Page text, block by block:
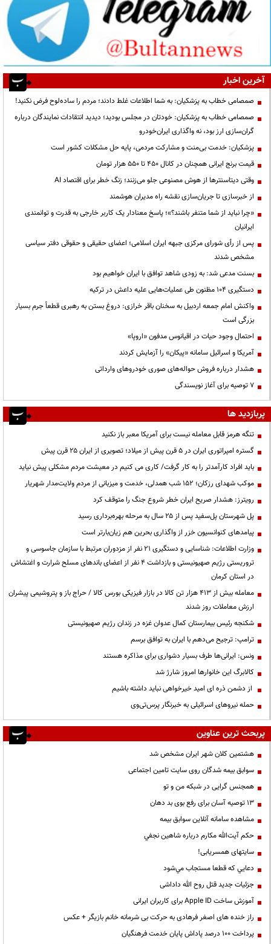
آخرین اخبار
صمصامی خطاب به پزشکیان: به شما اطلاعات غلط دادند؛ مردم را ساده‌لوح فرض نکنید!
صمصامی خطاب به پزشکیان: خودتان در مجلس بودید؛ دیدید انتقادات نمایندگان درباره
گران‌سازی ارز بود، نه واگذاری ایران‌خودرو
پزشکیان: خدمت بی‌منت و مشارکت مردمی، پایه حل مشکلات کشور است
قیمت‌ برنج ایرانی همچنان در کانال ۴۵۰ تا ۵۵۰ هزار تومان
وقتی دیتاسنترها از هوش مصنوعی جلو می‌زنند؛ زنگ خطر برای اقتصاد AI
از خبرسازی تا جریان‌سازی نقشه راه مدیران هوشمند
«چرا نباید از شما متنفر باشند؟»؛ پاسخ معنادار یک کاربر خارجی به قدرت و توانمندی
ایرانیان
پس از رأی شورای مرکزی جبهه ایران اسلامی؛ اعضای حقیقی و حقوقی دفتر سیاسی
مشخص شدند
بسنت مدعی شد: به زودی شاهد توافق با ایران خواهیم بود
دستگیری ۱۰۴ مظنون طی عملیات‌هایی علیه داعش در ترکیه
واکنش امام جمعه اردبیل به سخنان باقر خرازی: دروغ بستن به رهبری قطعاً جرم بسیار
بزرگی است
احتمال وجود حیات در اقیانوس مدفون «اروپا»
آمریکا و اسرائیل سامانه «پیکان» را آزمایش کردند
هشدار درباره فروش حواله‌های صوری خودروهای وارداتی
۷ توصیه برای آغاز نویسندگی
پربازدید ها
تنگه هرمز قابل معامله نیست برای آمریکا معبر باز نکنید
گستره امپراتوری ایران در ۵ قرن پیش از میلاد؛ تصویری از ایران ۲۵ قرن پیش
باید افراد کارآمدتر را به کار گرفت/ کاری می کنیم در معیشت مردم مشکلی پیش نیاید
موکب شهدای رزکان؛ ۱۵۲ شب همدلی، خدمت و میزبانی از مردم ولایت‌مدار شهریار
رویترز: هشدار صریح ایران خطر شروع جنگ را متوقف کرد
پل شهرستان پل‌سفید پس از ۲۵ سال به مرحله بهره‌برداری رسید
پیامدهای کنوانسیون خزر از واگذاری بحرین هم زیان‌بارتر است
وزارت اطلاعات: شناسایی و دستگیری ۲۱ نفر از مزدوران مرتبط با سازمان جاسوسی و
تروریستی رژیم صهیونیستی و بازداشت ۴ نفر از اعضای باندهای مسلح شرارت و اغتشاش
در استان کرمان
معامله بیش از ۴۱۳ هزار تن کالا در بازار فیزیکی بورس کالا / حراج باز و پتروشیمی پیشران
ارزش معاملات روز شدند
شکنجه رئیس بیمارستان کمال عدوان غزه در زندان رژیم صهیونیستی
ترامپ: ترجیح می‌دهم با ایران به توافق برسم
ونس: ایرانی‌ها طرف بسیار دشواری برای مذاکره هستند
کالابرگ این خانوارها امروز شارژ شد
از دشمن ذره ای امید خیرخواهی نباید داشته باشیم
حمله نیروهای اسرائیلی به خبرنگار پرس‌تی‌وی
پربحث ترین عناوین
هشتمین کلان شهر ایران مشخص شد
سوابق بیمه شدگان روی سایت تامین اجتماعی
همجنس گرایی در شبکه من و تو
13 توصیه آسان برای رفع بوی بد دهان
مشاهده سامانه آنلاين سوابق بیمه
حكم آيت‌الله مكارم درباره شاهين نجفي
سایتهای همسریابی!
دعايي كه قطعا مستجاب مي‌شود
جزئیات جدید قتل روح الله داداشی
آموزش ساخت Apple ID برای کاربران ایرانی
راز خنده های اصغر فرهادی به حرکت بی شرمانه خانم بازیگر + عکس
پرداخت ۱۰۰ درصد پاداش پایان خدمت فرهنگیان